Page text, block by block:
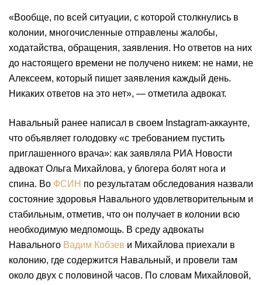
«Вообще, по всей ситуации, с которой столкнулись в
колонии, многочисленные отправлены жалобы,
ходатайства, обращения, заявления. Но ответов на них
до настоящего времени не получено никем: не нами, не
Алексеем, который пишет заявления каждый день.
Никаких ответов на это нет», — отметила адвокат.
Навальный ранее написал в своем Instagram-аккаунте,
что объявляет голодовку «с требованием пустить
приглашенного врача»: как заявляла РИА Новости
адвокат Ольга Михайлова, у блогера болят нога и
спина. Во ФСИН по результатам обследования назвали
состояние здоровья Навального удовлетворительным и
стабильным, отметив, что он получает в колонии всю
необходимую медпомощь. В среду адвокаты
Навального Вадим Кобзев и Михайлова приехали в
колонию, где содержится Навальный, и провели там
около двух с половиной часов. По словам Михайловой,